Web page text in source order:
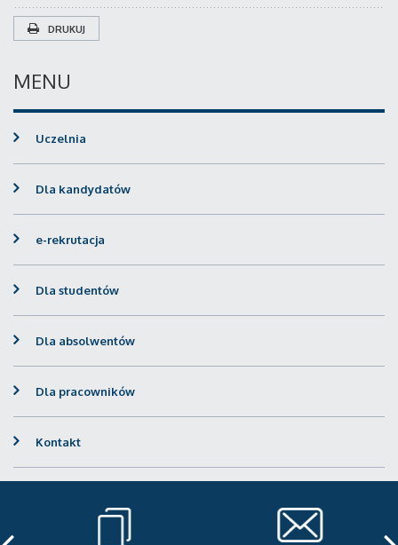
DRUKUJ
MENU
Uczelnia
Dla kandydatów
e-rekrutacja
Dla studentów
Dla absolwentów
Dla pracowników
Kontakt